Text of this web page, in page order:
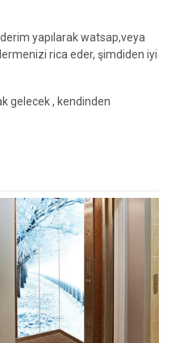
yapılarak watsap,veya
rica eder, şimdiden iyi
gelecek , kendinden